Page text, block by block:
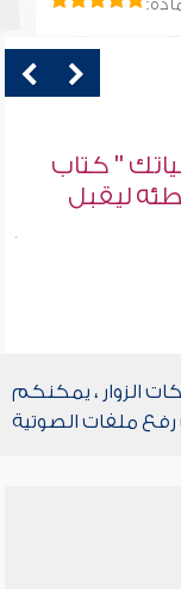
" كتاب
ليقبل
الزوار ، يمكنكم
رفع ملفات الصوتية